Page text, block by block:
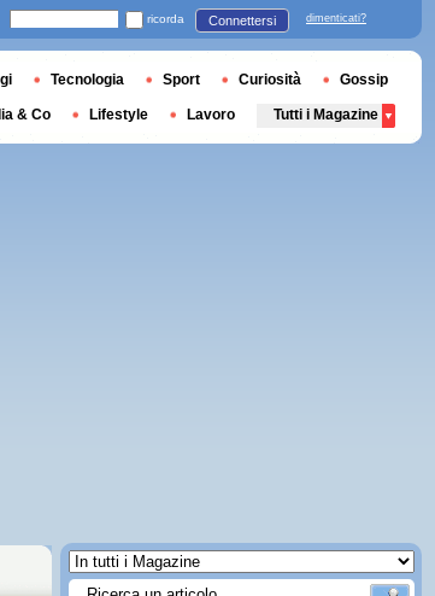
ricorda Connettersi dimenticati?
Tecnologia Sport Curiosità Gossip
& Co Lifestyle Lavoro Tutti i Magazine